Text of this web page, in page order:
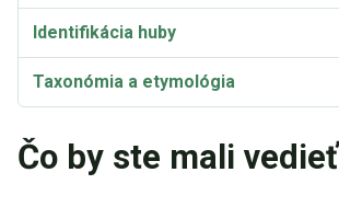
Identifikácia huby
Taxonómia a etymológia
Čo by ste mali vedieť